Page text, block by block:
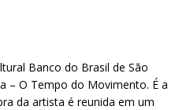
Banco do Brasil de São
– O Tempo do Movimento. É a
da artista é reunida em um